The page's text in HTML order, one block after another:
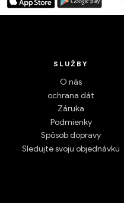
SLUŽBY
O nás
ochrana dát
Záruka
Podmienky
Spôsob dopravy
Sledujte svoju objednávku